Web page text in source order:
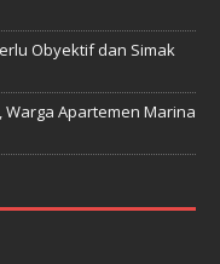
Obyektif dan Simak
Warga Apartemen Marina